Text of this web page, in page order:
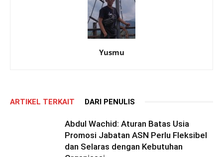
Yusmu
ARTIKEL TERKAIT DARI PENULIS
Abdul Wachid: Aturan Batas Usia
Promosi Jabatan ASN Perlu Fleksibel
dan Selaras dengan Kebutuhan